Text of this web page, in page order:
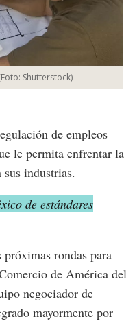
Shutterstock)
de empleos
le permita enfrentar la
sus industrias.
de estándares
próximas rondas para
de América del
negociador de
mayormente por